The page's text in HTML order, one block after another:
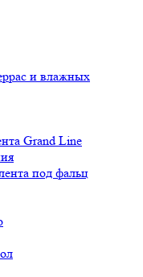
и влажных
Grand Line
под фальц